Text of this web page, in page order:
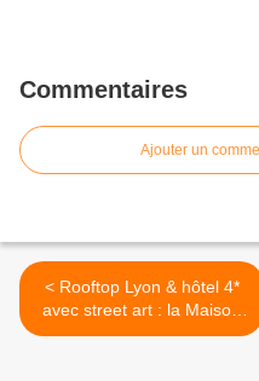
Commentaires
Ajouter un
< Rooftop Lyon & hôtel 4*
avec street art : la Maison
Nô